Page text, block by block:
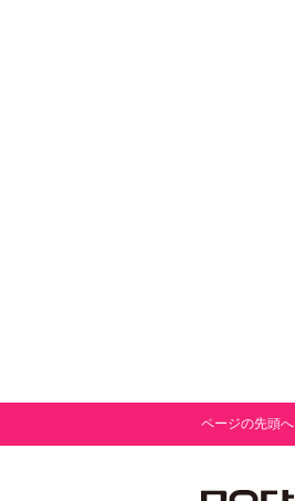
ページの先頭へ